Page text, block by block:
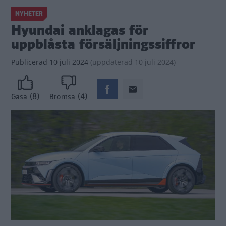
NYHETER
Hyundai anklagas för
uppblåsta försäljningssiffror
Publicerad 10 juli 2024 (uppdaterad 10 juli 2024)
Gasa (8) Bromsa (4)